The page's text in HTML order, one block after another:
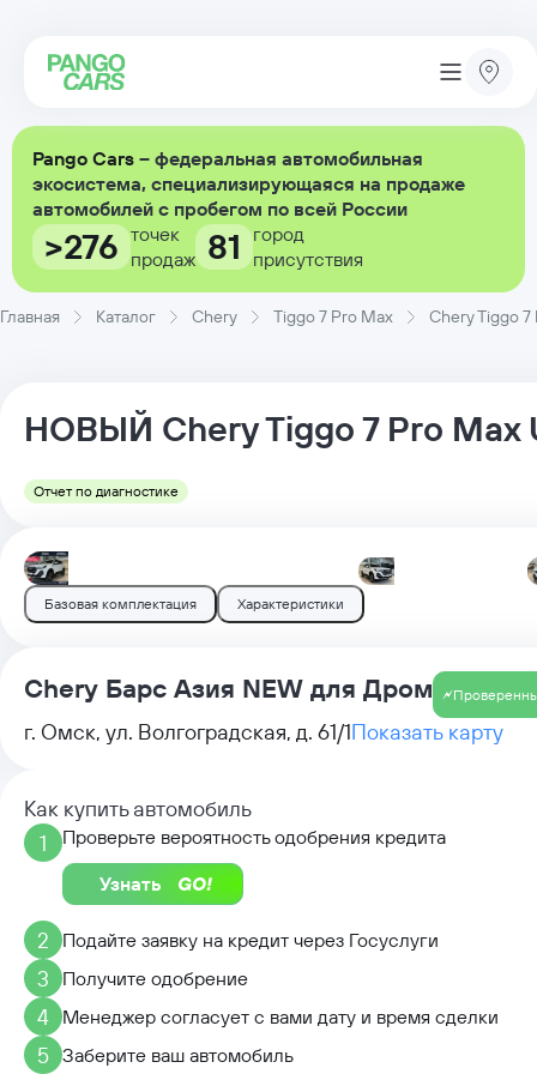
Pango Cars – федеральная автомобильная
экосистема, специализирующаяся на продаже
автомобилей с пробегом по всей России
>276 точек
продаж 81
город
присутствия
Главная Каталог Chery Tiggo 7 Pro Max Chery Tiggo 7
НОВЫЙ CheryTiggo 7 Pro Max
Отчет по диагностике
Базовая комплектация Характеристики
Chery Барс Азия NEW для Дром
г. Омск, ул. Волгоградская, д. 61/1Показать карту
Как купить автомобиль
1
Проверьте вероятность одобрения кредита
Узнать
2 Подайте заявку на кредит через Госуслуги
3 Получите одобрение
4 Менеджер согласует с вами дату и время сделки
5 Заберите ваш автомобиль